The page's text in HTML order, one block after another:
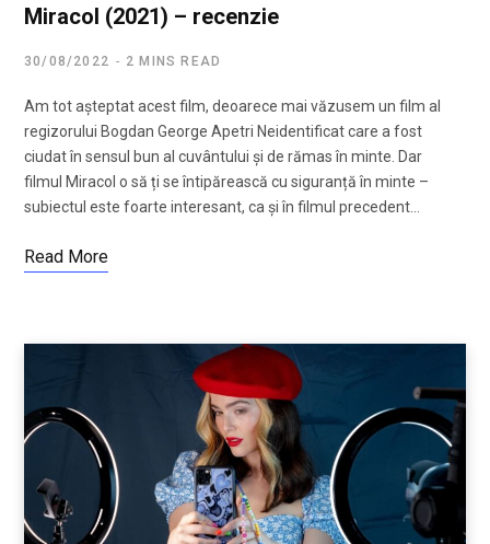
Miracol (2021) – recenzie
30/08/2022 2 MINS READ
Am tot așteptat acest film, deoarece mai văzusem un film al
regizorului Bogdan George Apetri Neidentificat care a fost
ciudat în sensul bun al cuvântului și de rămas în minte. Dar
filmul Miracol o să ți se întipărească cu siguranță în minte –
subiectul este foarte interesant, ca și în filmul precedent…
Read More